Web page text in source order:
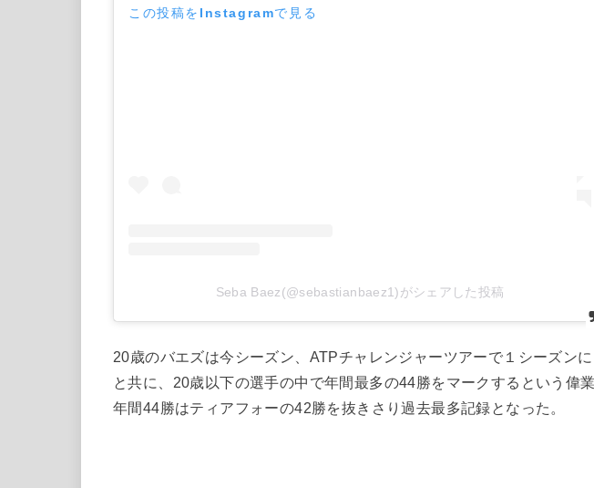
この投稿をInstagramで見る
Seba Baez(@sebastianbaez1)がシェアした投稿
20歳のバエズは今シーズン、ATPチャレンジャーツアーで１シーズン
と共に、20歳以下の選手の中で年間最多の44勝をマークするという偉
年間44勝はティアフォーの42勝を抜きさり過去最多記録となった。